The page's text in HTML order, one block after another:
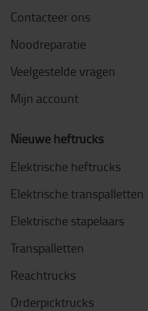
Contacteer ons
Noodreparatie
Veelgestelde vragen
Mijn account
Nieuwe heftrucks
Elektrische heftrucks
Elektrische transpalletten
Elektrische stapelaars
Transpalletten
Reachtrucks
Orderpicktrucks